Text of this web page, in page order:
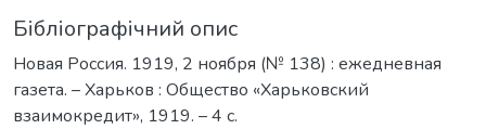
Бібліографічний опис
Новая Россия. 1919, 2 ноября (№ 138) : ежедневная
газета. – Харьков : Общество «Харьковский
взаимокредит», 1919. – 4 с.